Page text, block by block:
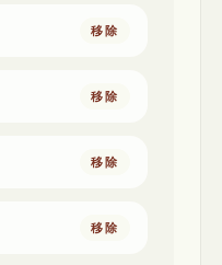
移除
移除
移除
移除